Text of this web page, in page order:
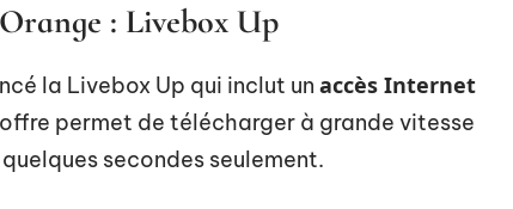
: Livebox Up
la Livebox Up qui inclut un accès Internet
permet de télécharger à grande vitesse
secondes seulement.